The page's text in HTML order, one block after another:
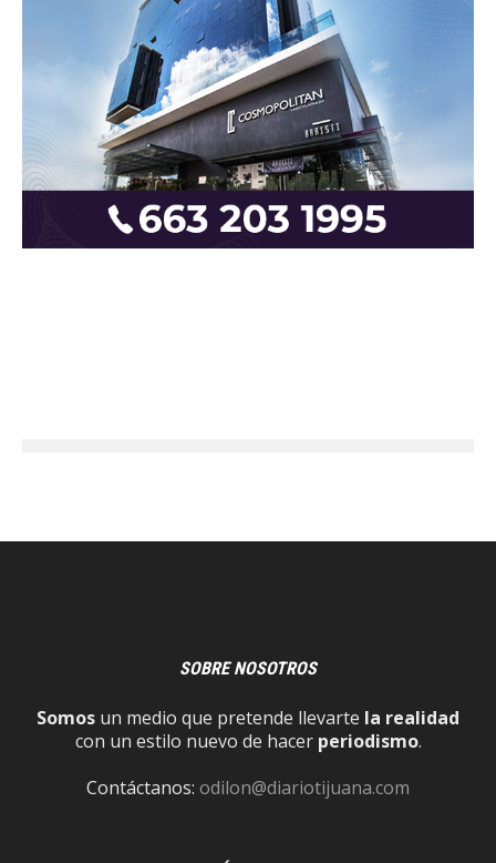
SOBRE NOSOTROS
Somos un medio que pretende llevarte la realidad
con un estilo nuevo de hacer periodismo.
Contáctanos: odilon@diariotijuana.com